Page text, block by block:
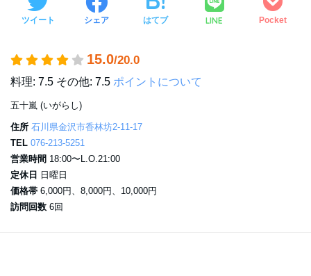
ツイート シェア はてブ LINE Pocket
15.0/20.0
料理: 7.5 その他: 7.5 ポイントについて
五十嵐 (いがらし)
住所 石川県金沢市香林坊2-11-17
TEL 076-213-5251
営業時間 18:00〜L.O.21:00
定休日
日曜日
価格帯 6,000円、8,000円、10,000円
訪問回数 6回